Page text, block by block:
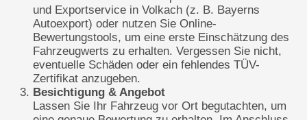
und Exportservice in Volkach (z. B. Bayerns
Autoexport) oder nutzen Sie Online-
Bewertungstools, um eine erste Einschätzung des
Fahrzeugwerts zu erhalten. Vergessen Sie nicht,
eventuelle Schäden oder ein fehlendes TÜV-
Zertifikat anzugeben.
Besichtigung & Angebot
Lassen Sie Ihr Fahrzeug vor Ort begutachten, um